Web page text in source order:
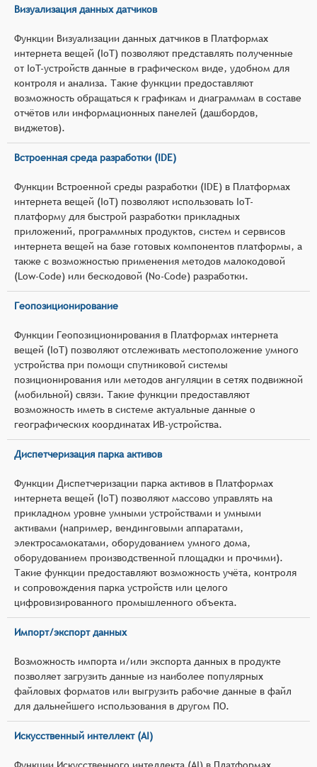
Визуализация данных датчиков
Функции Визуализации данных датчиков в Платформах
интернета вещей (IoT) позволяют представлять полученные
от IoT-устройств данные в графическом виде, удобном для
контроля и анализа. Такие функции предоставляют
возможность обращаться к графикам и диаграммам в составе
отчётов или информационных панелей (дашбордов,
виджетов).
Встроенная среда разработки (IDE)
Функции Встроенной среды разработки (IDE) в Платформах
интернета вещей (IoT) позволяют использовать IoT-
платформу для быстрой разработки прикладных
приложений, программных продуктов, систем и сервисов
интернета вещей на базе готовых компонентов платформы, а
также с возможностью применения методов малокодовой
(Low-Code) или бескодовой (No-Code) разработки.
Геопозиционирование
Функции Геопозиционирования в Платформах интернета
вещей (IoT) позволяют отслеживать местоположение умного
устройства при помощи спутниковой системы
позиционирования или методов ангуляции в сетях подвижной
(мобильной) связи. Такие функции предоставляют
возможность иметь в системе актуальные данные о
географических координатах ИВ-устройства.
Диспетчеризация парка активов
Функции Диспетчеризации парка активов в Платформах
интернета вещей (IoT) позволяют массово управлять на
прикладном уровне умными устройствами и умными
активами (например, вендинговыми аппаратами,
электросамокатами, оборудованием умного дома,
оборудованием производственной площадки и прочими).
Такие функции предоставляют возможность учёта, контроля
и сопровождения парка устройств или целого
цифровизированного промышленного объекта.
Импорт/экспорт данных
Возможность импорта и/или экспорта данных в продукте
позволяет загрузить данные из наиболее популярных
файловых форматов или выгрузить рабочие данные в файл
для дальнейшего использования в другом ПО.
Искусственный интеллект (AI)